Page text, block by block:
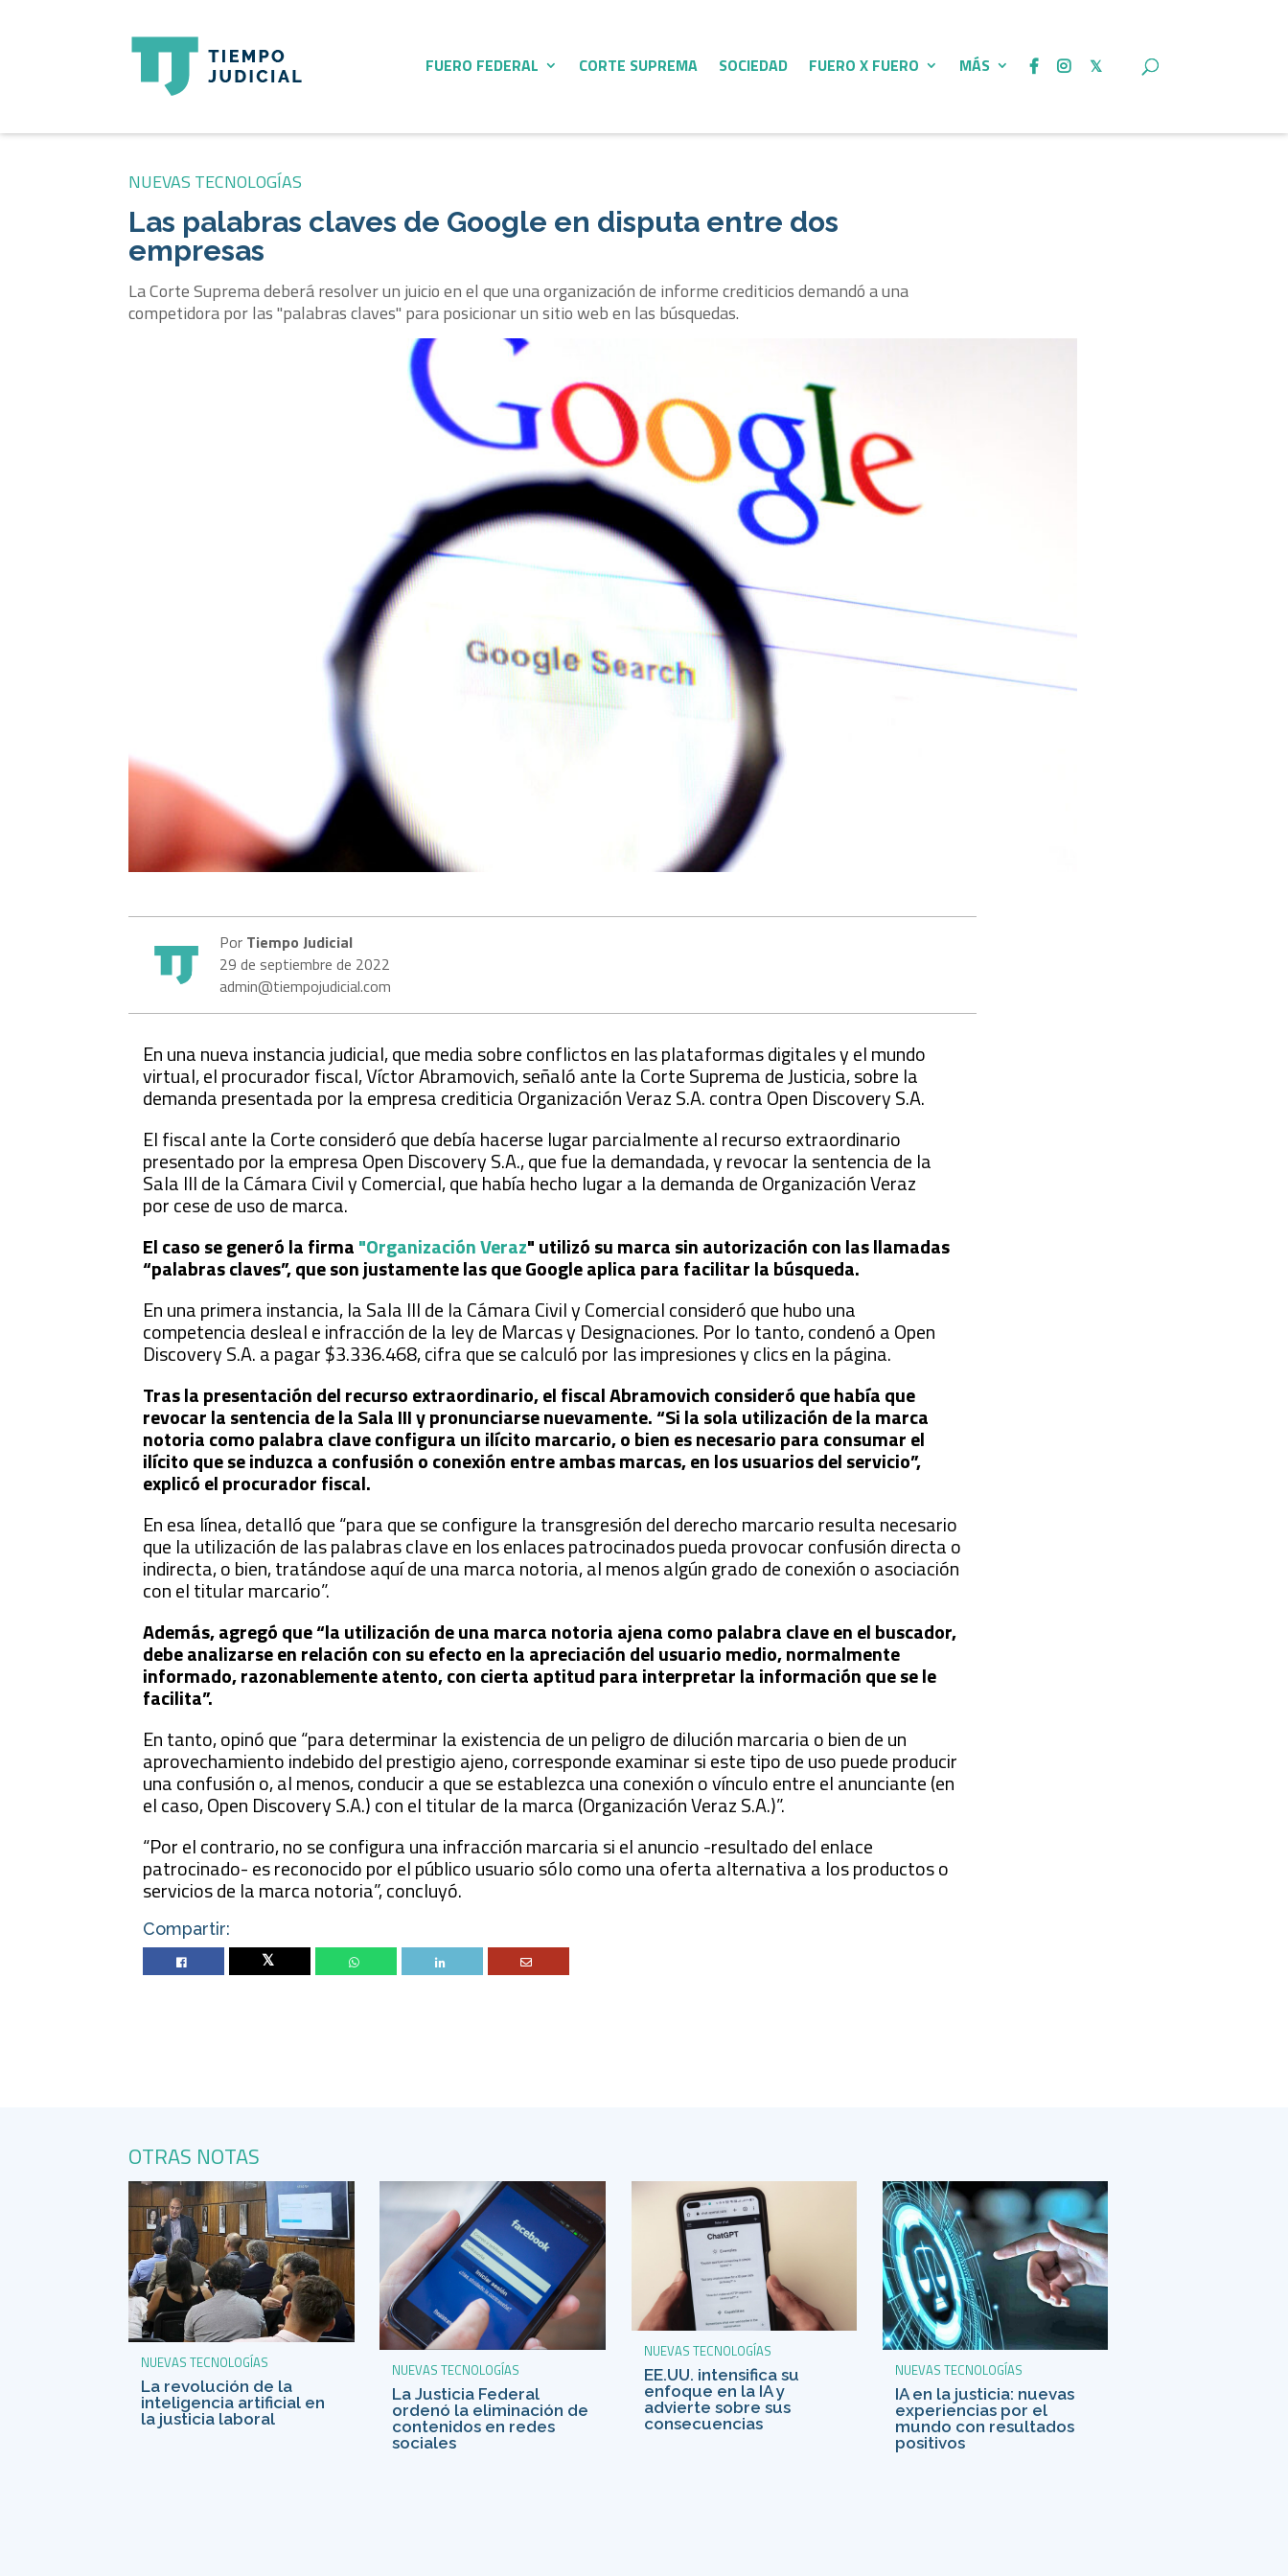
FUERO FEDERAL CORTE SUPREMA SOCIEDAD FUERO X FUERO MÁS
NUEVAS TECNOLOGÍAS
Las palabras claves de Google en disputa entre dos
empresas
La Corte Suprema deberá resolver un juicio en el que una organización de informe crediticios demandó a una
competidora por las "palabras claves" para posicionar un sitio web en las búsquedas.
Por Tiempo Judicial
29 de septiembre de 2022
admin@tiempojudicial.com
En una nueva instancia judicial, que media sobre conflictos en las plataformas digitales y el mundo
virtual, el procurador fiscal, Víctor Abramovich, señaló ante la Corte Suprema de Justicia, sobre la
demanda presentada por la empresa crediticia Organización Veraz S.A. contra Open Discovery S.A.
El fiscal ante la Corte consideró que debía hacerse lugar parcialmente al recurso extraordinario
presentado por la empresa Open Discovery S.A., que fue la demandada, y revocar la sentencia de la
Sala III de la Cámara Civil y Comercial, que había hecho lugar a la demanda de Organización Veraz
por cese de uso de marca.
El caso se generó la firma"Organización Veraz" utilizó su marca sin autorización con las llamadas
“palabras claves”, que son justamente las que Google aplica para facilitar la búsqueda.
En una primera instancia, la Sala III de la Cámara Civil y Comercial consideró que hubo una
competencia desleal e infracción de la ley de Marcas y Designaciones. Por lo tanto, condenó a Open
Discovery S.A. a pagar $3.336.468, cifra que se calculó por las impresiones y clics en la página.
Tras la presentación del recurso extraordinario, el fiscal Abramovich consideró que había que
revocar la sentencia de la Sala III y pronunciarse nuevamente. “Si la sola utilización de la marca
notoria como palabra clave configura un ilícito marcario, o bien es necesario para consumar el
ilícito que se induzca a confusión o conexión entre ambas marcas, en los usuarios del servicio”,
explicó el procurador fiscal.
En esa línea, detalló que “para que se configure la transgresión del derecho marcario resulta necesario
que la utilización de las palabras clave en los enlaces patrocinados pueda provocar confusión directa o
indirecta, o bien, tratándose aquí de una marca notoria, al menos algún grado de conexión o asociación
con el titular marcario”.
Además, agregó que “la utilización de una marca notoria ajena como palabra clave en el buscador,
debe analizarse en relación con su efecto en la apreciación del usuario medio, normalmente
informado, razonablemente atento, con cierta aptitud para interpretar la información que se le
facilita”.
En tanto, opinó que “para determinar la existencia de un peligro de dilución marcaria o bien de un
aprovechamiento indebido del prestigio ajeno, corresponde examinar si este tipo de uso puede producir
una confusión o, al menos, conducir a que se establezca una conexión o vínculo entre el anunciante (en
el caso, Open Discovery S.A.) con el titular de la marca (Organización Veraz S.A.)”.
“Por el contrario, no se configura una infracción marcaria si el anuncio -resultado del enlace
patrocinado- es reconocido por el público usuario sólo como una oferta alternativa a los productos o
servicios de la marca notoria”, concluyó.
Compartir:
Twitter
OTRAS NOTAS
NUEVAS TECNOLOGÍAS
La revolución de la
inteligencia artificial en
la justicia laboral
NUEVAS TECNOLOGÍAS
La Justicia Federal
ordenó la eliminación de
contenidos en redes
sociales
NUEVAS TECNOLOGÍAS
EE.UU. intensifica su
enfoque en la IA y
advierte sobre sus
consecuencias
NUEVAS TECNOLOGÍAS
IA en la justicia: nuevas
experiencias por el
mundo con resultados
positivos